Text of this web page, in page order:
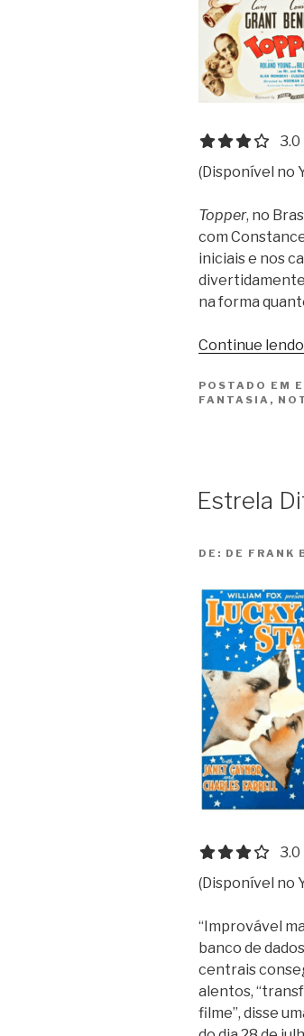
3.0
3.0
(Disponível no
Topper, no
com
iniciais e nos
na forma
Continue lendo
POSTADO EM
FANTASIA ,
Estrela
DE: DE FRANK
3.0
3.0
(Disponível no
“Improvável
banco de
centrais
alentos,
filme”, disse